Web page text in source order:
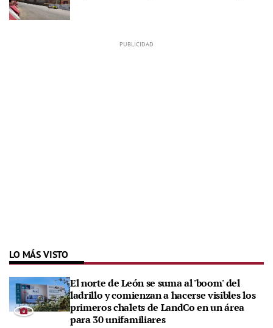
LO MÁS VISTO
El norte de León se suma al 'boom' del
ladrillo y comienzan a hacerse visibles los
primeros chalets de LandCo en un área
para 30 unifamiliares